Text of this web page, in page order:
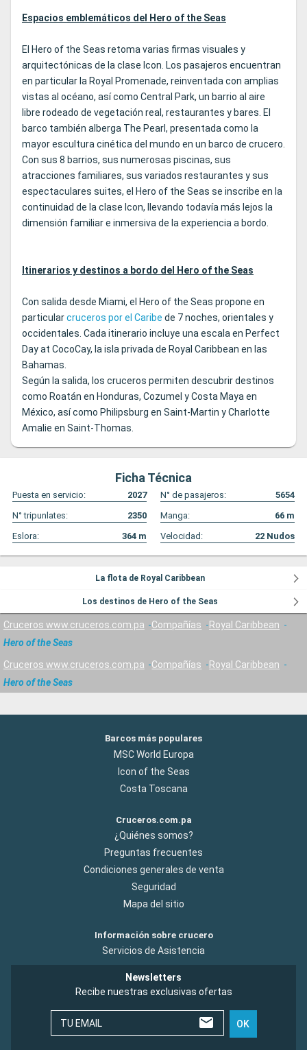
Espacios emblemáticos del Hero of the Seas
El Hero of the Seas retoma varias firmas visuales y
arquitectónicas de la clase Icon. Los pasajeros encuentran
en particular la Royal Promenade, reinventada con amplias
vistas al océano, así como Central Park, un barrio al aire
libre rodeado de vegetación real, restaurantes y bares. El
barco también alberga The Pearl, presentada como la
mayor escultura cinética del mundo en un barco de crucero.
Con sus 8 barrios, sus numerosas piscinas, sus
atracciones familiares, sus variados restaurantes y sus
espectaculares suites, el Hero of the Seas se inscribe en la
continuidad de la clase Icon, llevando todavía más lejos la
dimensión familiar e inmersiva de la experiencia a bordo.
Itinerarios y destinos a bordo del Hero of the Seas
Con salida desde Miami, el Hero of the Seas propone en
particularcruceros por el Caribe de 7 noches, orientales y
occidentales. Cada itinerario incluye una escala en Perfect
Day at CocoCay, la isla privada de Royal Caribbean en las
Bahamas.
Según la salida, los cruceros permiten descubrir destinos
como Roatán en Honduras, Cozumel y Costa Maya en
México, así como Philipsburg en Saint-Martin y Charlotte
Amalie en Saint-Thomas.
Ficha Técnica
Puesta en servicio: 2027 N° de pasajeros:
5654
N° tripunlates:
2350 Manga: 66 m
Eslora:
364 m Velocidad: 22 Nudos
La flota de Royal Caribbean
Los destinos de Hero of the Seas
Cruceros www.cruceros.com.pa Compañías
Royal Caribbean
Hero of the Seas
Cruceros www.cruceros.com.pa Compañías
Royal Caribbean
Hero of the Seas
Barcos más populares
MSC World Europa
Icon of the Seas
Costa Toscana
Cruceros.com.pa
¿Quiénes somos?
Preguntas frecuentes
Condiciones generales de venta
Seguridad
Mapa del sitio
Información sobre crucero
Servicios de Asistencia
Newsletters
Recibe nuestras exclusivas ofertas
TU EMAIL OK